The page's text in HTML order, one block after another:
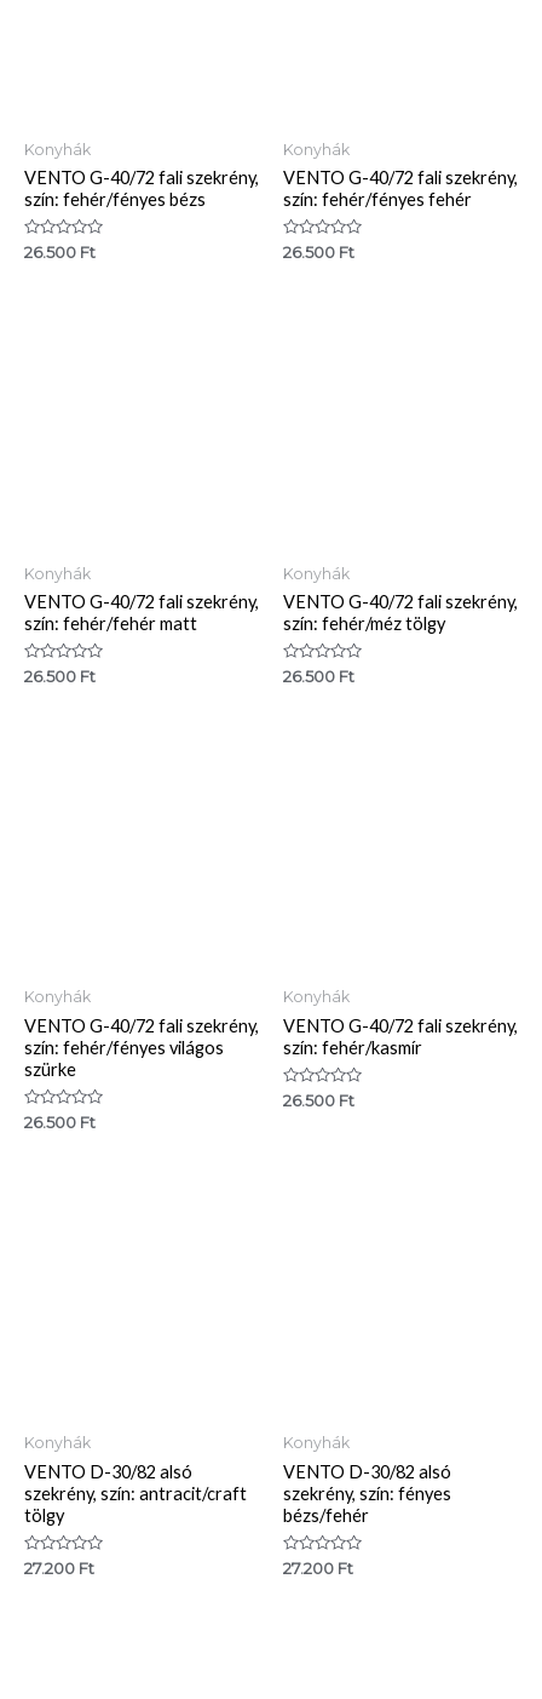
Konyhák
VENTO G-40/72 fali szekrény,
szín: fehér/fényes bézs
Értékelés:
0
26.500 Ft
Konyhák
VENTO G-40/72 fali szekrény,
szín: fehér/fényes fehér
Értékelés:
0
26.500 Ft
Konyhák
VENTO G-40/72 fali szekrény,
szín: fehér/fehér matt
Értékelés:
0
26.500 Ft
Konyhák
VENTO G-40/72 fali szekrény,
szín: fehér/méz tölgy
Értékelés:
0
26.500 Ft
Konyhák
VENTO G-40/72 fali szekrény,
szín: fehér/fényes világos
szürke
Értékelés:
0
26.500 Ft
Konyhák
VENTO G-40/72 fali szekrény,
szín: fehér/kasmír
Értékelés:
0
26.500 Ft
Konyhák
VENTO D-30/82 alsó
szekrény, szín: antracit/craft
tölgy
Értékelés:
0
27.200 Ft
Konyhák
VENTO D-30/82 alsó
szekrény, szín: fényes
bézs/fehér
Értékelés:
0
27.200 Ft